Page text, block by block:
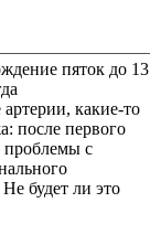
пяток до 13
какие-то
после первого
проблемы с
будет ли это